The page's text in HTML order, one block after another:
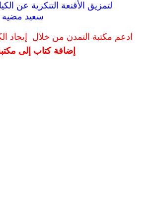
لتمزيق الأقنعة التنكرية عن
سعيد مضيه
ادعم مكتبة التمدن من خلال إيجاد
إضافة كتاب إلى